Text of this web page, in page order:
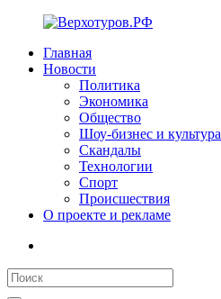
Главная
Новости
Политика
Экономика
Общество
Шоу-бизнес и культура
Скандалы
Технологии
Спорт
Происшествия
О проекте и рекламе